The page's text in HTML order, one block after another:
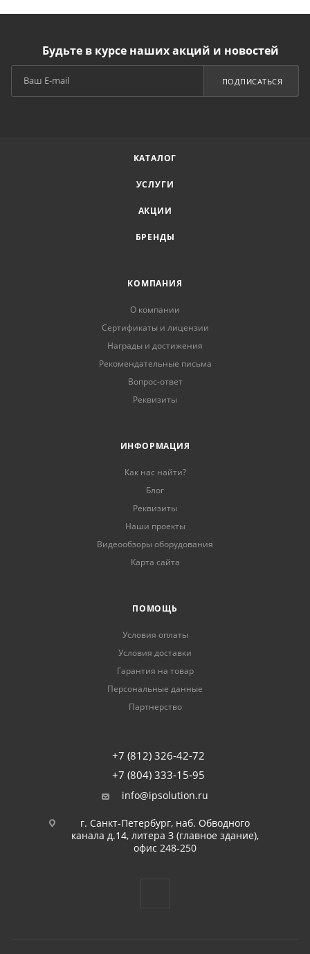
Будьте в курсе наших акций и новостей
ПОДПИСАТЬСЯ
КАТАЛОГ
УСЛУГИ
АКЦИИ
БРЕНДЫ
КОМПАНИЯ
О компании
Сертификаты и лицензии
Награды и достижения
Рекомендательные письма
Вопрос-ответ
Реквизиты
ИНФОРМАЦИЯ
Как нас найти?
Блог
Реквизиты
Наши проекты
Видеообзоры оборудования
Карта сайта
ПОМОЩЬ
Условия оплаты
Условия доставки
Гарантия на товар
Персональные данные
Партнерство
+7 (812) 326-42-72
+7 (804) 333-15-95
info@ipsolution.ru
г. Санкт-Петербург, наб. Обводного
канала д.14, литера З (главное здание),
офис 248-250